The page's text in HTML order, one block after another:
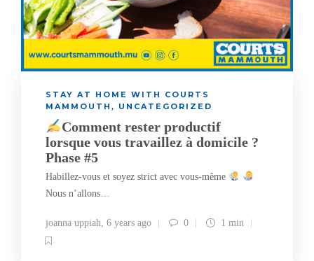
STAY AT HOME WITH COURTS
MAMMOUTH , UNCATEGORIZED
Comment rester productif
lorsque vous travaillez à domicile ?
Phase #5
Habillez-vous et soyez strict avec vous-même
Nous n’allons…
joanna uppiah, 6 years ago 0 1 min